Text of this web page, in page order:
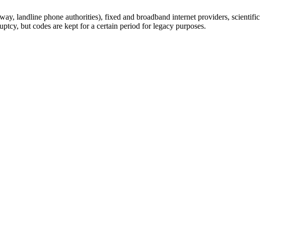
landline phone authorities), fixed and broadband internet providers, scientific
but codes are kept for a certain period for legacy purposes.